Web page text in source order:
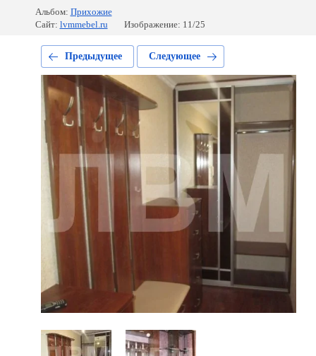
Альбом: Прихожие
Сайт: lvmmebel.ru Изображение: 11/25
Предыдущее Следующее